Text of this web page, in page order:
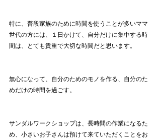
特に、普段家族のために時間を使うことが多いママ
世代の方には、１日かけて、自分だけに集中する時
間は、とても貴重で大切な時間だと思います。
無心になって、自分のためのモノを作る、自分のた
めだけの時間を過ごす。
サンダルワークショップは、長時間の作業になるた
め、小さいお子さんは預けて来ていただくことをお